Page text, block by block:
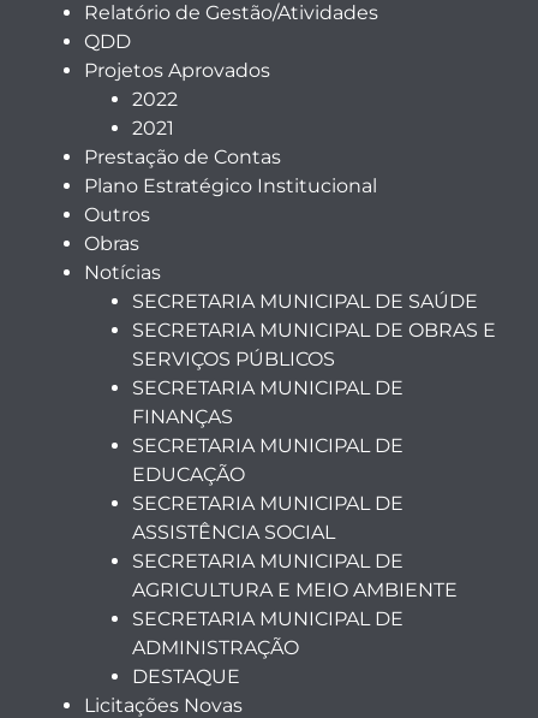
Relatório de Gestão/Atividades
QDD
Projetos Aprovados
2022
2021
Prestação de Contas
Plano Estratégico Institucional
Outros
Obras
Notícias
SECRETARIA MUNICIPAL DE SAÚDE
SECRETARIA MUNICIPAL DE OBRAS E
SERVIÇOS PÚBLICOS
SECRETARIA MUNICIPAL DE
FINANÇAS
SECRETARIA MUNICIPAL DE
EDUCAÇÃO
SECRETARIA MUNICIPAL DE
ASSISTÊNCIA SOCIAL
SECRETARIA MUNICIPAL DE
AGRICULTURA E MEIO AMBIENTE
SECRETARIA MUNICIPAL DE
ADMINISTRAÇÃO
DESTAQUE
Licitações Novas